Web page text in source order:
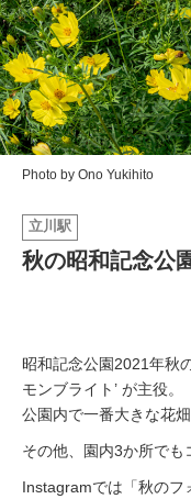
Photo by Ono Yukihito
立川駅
秋の昭和記念公
昭和記念公園2021年秋
モンブライト’ が主役。
公園内で一番大きな花
その他、園内3か所でも
Instagramでは「秋のフ